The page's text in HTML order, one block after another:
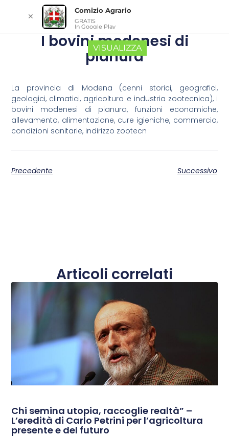
I bovini modenesi di
pianura
La provincia di Modena (cenni storici, geografici,
geologici, climatici, agricoltura e industria zootecnica), i
bovini modenesi di pianura, funzioni economiche,
allevamento, alimentazione, cure igieniche, commercio,
condizioni sanitarie, indirizzo zootecn
Precedente Successivo
Articoli correlati
Chi semina utopia, raccoglie realtà” –
L’eredità di Carlo Petrini per l’agricoltura
presente e del futuro
✕
Comizio Agrario
GRATIS
In Google Play
VISUALIZZA